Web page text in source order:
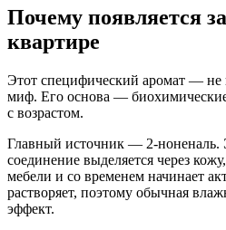
Почему появляется
квартире
Этот специфический аромат — не
миф. Его основа —
с возрастом.
Главный источник — 2-ноненаль.
соединение выделяется через
мебели и со временем начинает
растворяет, поэтому обычная
эффект.